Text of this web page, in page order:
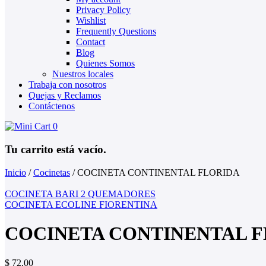
Privacy Policy
Wishlist
Frequently Questions
Contact
Blog
Quienes Somos
Nuestros locales
Trabaja con nosotros
Quejas y Reclamos
Contáctenos
0
Tu carrito está vacío.
Inicio / Cocinetas /COCINETA CONTINENTAL FLORIDA
COCINETA BARI 2 QUEMADORES
COCINETA ECOLINE FIORENTINA
COCINETA CONTINENTAL
$ 72,00